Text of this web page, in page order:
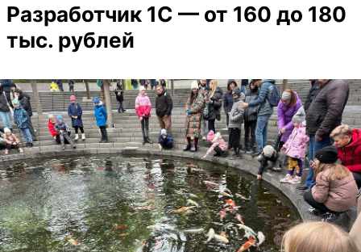
Разработчик 1С — от 160 до 180
тыс. рублей